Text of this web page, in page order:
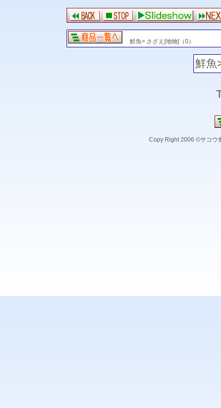
鮮魚> さざえ[地物]（0）
鮮魚
Copy Right 2006 ©サコウ